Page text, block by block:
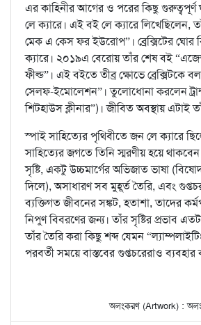
এর কাহিনীর আগের ও পরের কিছু
লে ক্যারে। এই বই লে ক্যারে লিখেছিলেন,
মেক এ কেস ফর ইউরোপ”। ব্রেক্সিটের ঘোর
ক্যারে। ২০১৯এ বেরোয় তাঁর শেষ বই
ফীল্ড”। এই বইতে তীব্র ক্ষোভে ব্রেক্সিটকে
সেলফ-ইমোলেশন”। তুলোধোনা করলেন
শিটহাউস ক্লীনার”)। জীবিত অবস্থায় এটাই
স্পাই সাহিত্যের পৃথিবীতে জন লে ক্যারে
সাহিত্যের জগতে তিনি স্মরণীয় হয়ে থাকবেন
সৃষ্টি, একটু উচ্চমার্গের অভিজাত ভাষা
দিলে), অসাধারণ সব মুহূর্ত তৈরি, এবং
ব্যক্তিগত জীবনের সঙ্কট, হতাশা, তাদের
নিপুণ বিবরণের জন্য। তাঁর সৃষ্টির প্রভাব
তাঁর তৈরি করা কিছু শব্দ যেমন
পরবর্তী সময়ে বাস্তবের গুপ্তচরেরাও
অলংকরণ (Artwork) :